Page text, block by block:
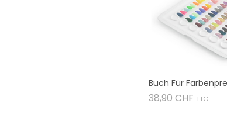
Buch Für
38,90 CHF Preis
TTC